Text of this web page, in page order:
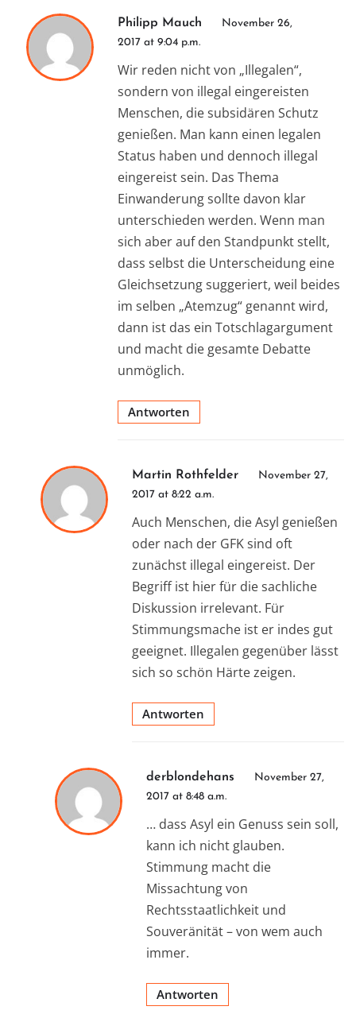
Philipp Mauch
November 26,
2017 at 9:04 p.m.
Wir reden nicht von „Illegalen“,
sondern von illegal eingereisten
Menschen, die subsidären Schutz
genießen. Man kann einen legalen
Status haben und dennoch illegal
eingereist sein. Das Thema
Einwanderung sollte davon klar
unterschieden werden. Wenn man
sich aber auf den Standpunkt stellt,
dass selbst die Unterscheidung eine
Gleichsetzung suggeriert, weil beides
im selben „Atemzug“ genannt wird,
dann ist das ein Totschlagargument
und macht die gesamte Debatte
unmöglich.
Antworten
Martin Rothfelder
November 27,
2017 at 8:22 a.m.
Auch Menschen, die Asyl genießen
oder nach der GFK sind oft
zunächst illegal eingereist. Der
Begriff ist hier für die sachliche
Diskussion irrelevant. Für
Stimmungsmache ist er indes gut
geeignet. Illegalen gegenüber lässt
sich so schön Härte zeigen.
Antworten
derblondehans
November 27,
2017 at 8:48 a.m.
… dass Asyl ein Genuss sein soll,
kann ich nicht glauben.
Stimmung macht die
Missachtung von
Rechtsstaatlichkeit und
Souveränität – von wem auch
immer.
Antworten